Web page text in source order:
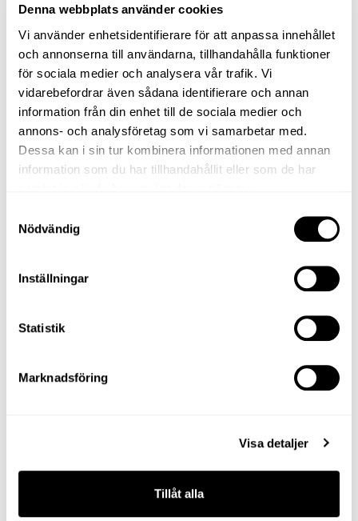
Denna webbplats använder cookies
Vi använder enhetsidentifierare för att anpassa innehållet
och annonserna till användarna, tillhandahålla funktioner
för sociala medier och analysera vår trafik. Vi
vidarebefordrar även sådana identifierare och annan
information från din enhet till de sociala medier och
annons- och analysföretag som vi samarbetar med.
Dessa kan i sin tur kombinera informationen med annan
information som du har tillhandahållit eller som de har
Nödvändig
Inställningar
Statistik
Marknadsföring
Visa detaljer
Tillåt alla